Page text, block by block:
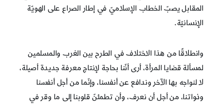
المقابل يصبّ الخطاب الإسلاميّ في إطار الصراع على الهويّة
الإنسانيّة.
وانطلاقًا من هذا الاختلاف في الطرح بين الغرب والمسلمين
لمسألة قضايا المرأة، أرى أنّنا بحاجة لإنتاج معرفة جديدة أصيلة،
لا لنواجه بها الآخر وندافع عن أنفسنا، وإنّما من أجل أنفسنا
وذواتنا، من أجل أن نعرف، وأن تطمئنّ قلوبنا إلى ما وقر في